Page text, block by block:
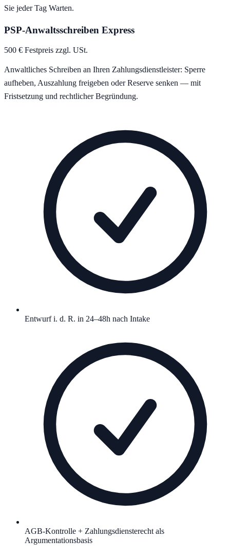
Sie jeder Tag Warten.
PSP-Anwaltsschreiben Express
500 € Festpreis zzgl. USt.
Anwaltliches Schreiben an Ihren Zahlungsdienstleister: Sperre
aufheben, Auszahlung freigeben oder Reserve senken — mit
Fristsetzung und rechtlicher Begründung.
Entwurf i. d. R. in 24–48h nach Intake
AGB-Kontrolle + Zahlungsdiensterecht als
Argumentationsbasis